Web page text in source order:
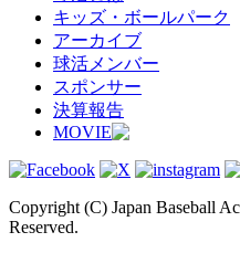
キッズ・ボールパーク
アーカイブ
球活メンバー
スポンサー
決算報告
MOVIE
Copyright (C) Japan Baseball
Reserved.